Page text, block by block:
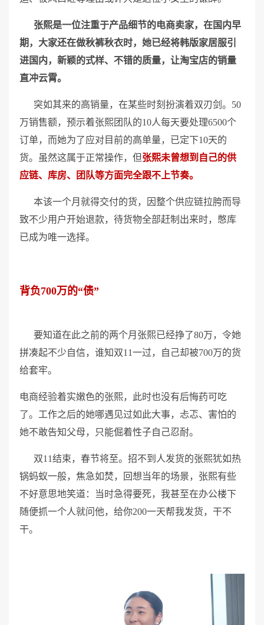
张熙是一位注重于产品细节的电商卖家，在国内早
期，大家还在做秋裤秋衣时，她已经将韩版家居服引
进国内，新颖的式样、不错的质量，让淘宝店的销量
直冲云霄。
突如其来的高销量，在某些时刻扮演着双刃剑。50
万销售额，预示着张熙团队的10人每天要处理6500个
订单，而她为了应对目前的高单量，已定下10天的
货。虽然这属于正常操作，但张熙未曾想到自己的供
应链、库房、团队等方面完全跟不上节奏。
本该一个月就得交付的货，因整个供应链拉胯而导
致不少用户开始退款，待货物全部赶制出来时，憋库
已成为唯一选择。
背负700万的“债”
要知道在此之前的两个月张熙已经挣了80万，令她
拼凑起不少自信，谁知双11一过，自己却被700万的货
给套牢。
电商经验着实嫩色的张熙，此时也没有后悔药可吃
了。工作之后的她哪遇见过如此大事，忐忑、害怕的
她不敢告知父母，只能倔着性子自己忍耐。
双11结束，春节将至。招不到人发货的张熙犹如热
锅蚂蚁一般，焦急如焚，回想当年的场景，张熙有些
不好意思地笑道：当时急得要死，我甚至在办公楼下
随便抓一个人就问他，给你200一天帮我发货，干不
干。